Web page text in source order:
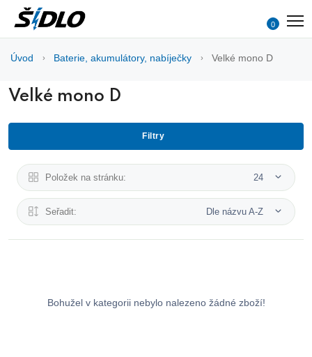
0
Úvod Baterie, akumulátory, nabíječky Velké mono D
Velké mono D
Filtry
Položek na stránku: 24
Seřadit: Dle názvu A-Z
Bohužel v kategorii nebylo nalezeno žádné zboží!